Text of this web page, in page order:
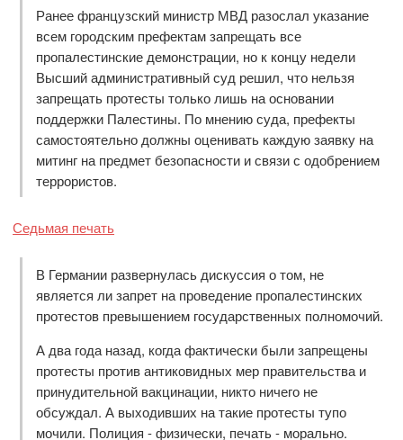
Ранее французский министр МВД разослал указание
всем городским префектам запрещать все
пропалестинские демонстрации, но к концу недели
Высший административный суд решил, что нельзя
запрещать протесты только лишь на основании
поддержки Палестины. По мнению суда, префекты
самостоятельно должны оценивать каждую заявку на
митинг на предмет безопасности и связи с одобрением
террористов.
Седьмая печать
В Германии развернулась дискуссия о том, не
является ли запрет на проведение пропалестинских
протестов превышением государственных полномочий.
А два года назад, когда фактически были запрещены
протесты против антиковидных мер правительства и
принудительной вакцинации, никто ничего не
обсуждал. А выходивших на такие протесты тупо
мочили. Полиция - физически, печать - морально.